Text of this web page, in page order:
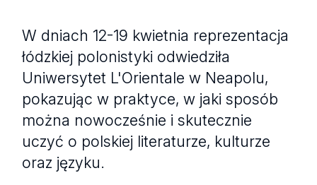
W dniach 12-19 kwietnia reprezentacja
łódzkiej polonistyki odwiedziła
Uniwersytet L'Orientale w Neapolu,
pokazując w praktyce, w jaki sposób
można nowocześnie i skutecznie
uczyć o polskiej literaturze, kulturze
oraz języku.